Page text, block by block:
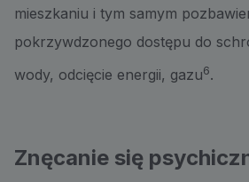
mieszkaniu i tym samym
pokrzywdzonego dostępu do
wody, odcięcie energii, gazu6.
Znęcanie się